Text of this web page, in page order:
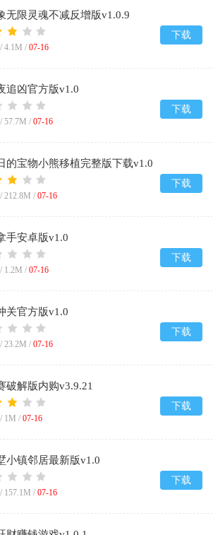
无限灵魂不减反增版v1.0.9
4.1M / 07-16
下载
追凶官方版v1.0
57.7M / 07-16
下载
的宝物小熊移植完整版下载v1.0
212.8M / 07-16
下载
手安卓版v1.0
1.2M / 07-16
下载
关官方版v1.0
23.2M / 07-16
下载
破解版内购v3.9.21
1M / 07-16
下载
小镇邻居最新版v1.0
157.1M / 07-16
下载